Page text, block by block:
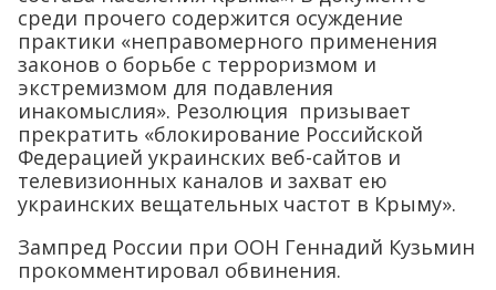
среди прочего содержится осуждение
практики «неправомерного применения
законов о борьбе с терроризмом и
экстремизмом для подавления
инакомыслия». Резолюция призывает
прекратить «блокирование Российской
Федерацией украинских веб-сайтов и
телевизионных каналов и захват ею
украинских вещательных частот в Крыму».
Зампред России при ООН Геннадий Кузьмин
прокомментировал обвинения.